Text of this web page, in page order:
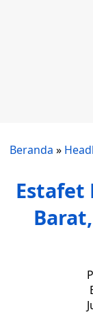
Beranda »
Estafet